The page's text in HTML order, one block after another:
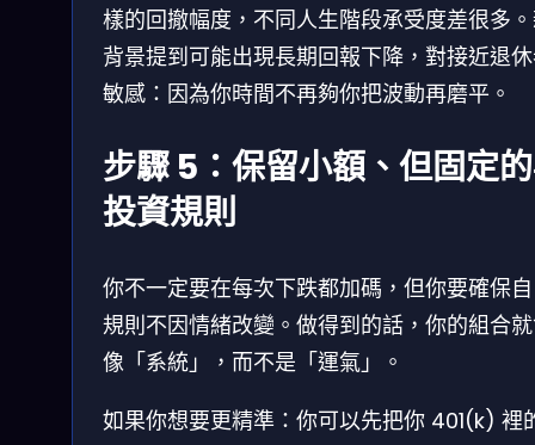
樣的回撤幅度，不同人生階段承受度差很多
背景提到可能出現長期回報下降，對接近退
敏感：因為你時間不再夠你把波動再磨平。
步驟 5：保留小額、但固定
投資規則
你不一定要在每次下跌都加碼，但你要確保
規則不因情緒改變。做得到的話，你的組合
像「系統」，而不是「運氣」。
如果你想要更精準：你可以先把你 401(k) 裡